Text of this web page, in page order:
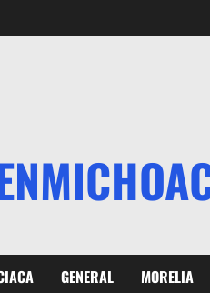
GENERAL MORELIA